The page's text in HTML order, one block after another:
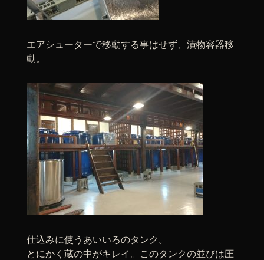
エアシューターで移動する事はせず、漬物容器移
動。
仕込みに使うあいいろのタンク。
とにかく蔵の中がキレイ。このタンクの並びは圧